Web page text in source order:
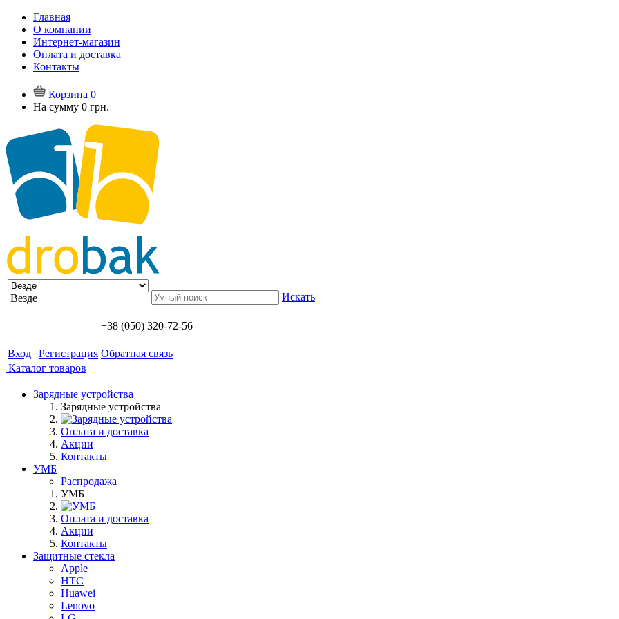
Главная
О компании
Интернет-магазин
Оплата и доставка
Контакты
Корзина 0
На сумму 0 грн.
Везде Искать
+38 (050) 320-72-56
Вход | Регистрация Обратная связь
Каталог товаров
Зарядные устройства
Зарядные устройства
Оплата и доставка
Акции
Контакты
УМБ
Распродажа
УМБ
Оплата и доставка
Акции
Контакты
Защитные стекла
Apple
HTC
Huawei
Lenovo